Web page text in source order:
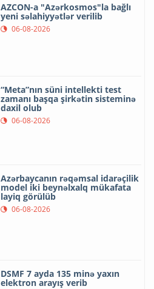
AZCON-a "Azərkosmos"la bağlı
yeni səlahiyyətlər verilib
06-08-2026
“Meta”nın süni intellekti test
zamanı başqa şirkətin sisteminə
daxil olub
06-08-2026
Azərbaycanın rəqəmsal idarəçilik
model iki beynəlxalq mükafata
layiq görülüb
06-08-2026
DSMF 7 ayda 135 minə yaxın
elektron arayış verib